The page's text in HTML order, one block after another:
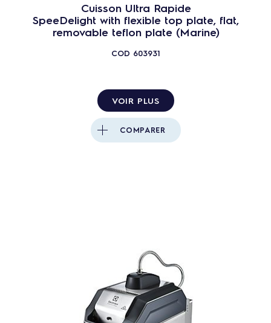
Cuisson Ultra Rapide
SpeeDelight with flexible top plate, flat,
removable teflon plate (Marine)
COD 603931
VOIR PLUS
COMPARER